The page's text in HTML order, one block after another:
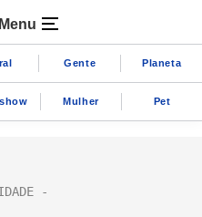
Menu
Gente Planeta
Mulher Pet